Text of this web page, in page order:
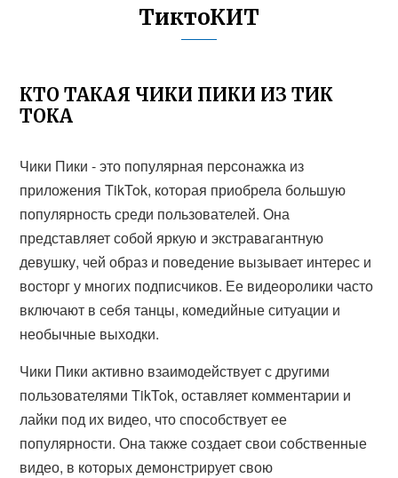
ТиктоКИТ
КТО ТАКАЯ ЧИКИ ПИКИ ИЗ ТИК
ТОКА
Чики Пики - это популярная персонажка из
приложения TikTok, которая приобрела большую
популярность среди пользователей. Она
представляет собой яркую и экстравагантную
девушку, чей образ и поведение вызывает интерес и
восторг у многих подписчиков. Ее видеоролики часто
включают в себя танцы, комедийные ситуации и
необычные выходки.
Чики Пики активно взаимодействует с другими
пользователями TikTok, оставляет комментарии и
лайки под их видео, что способствует ее
популярности. Она также создает свои собственные
видео, в которых демонстрирует свою